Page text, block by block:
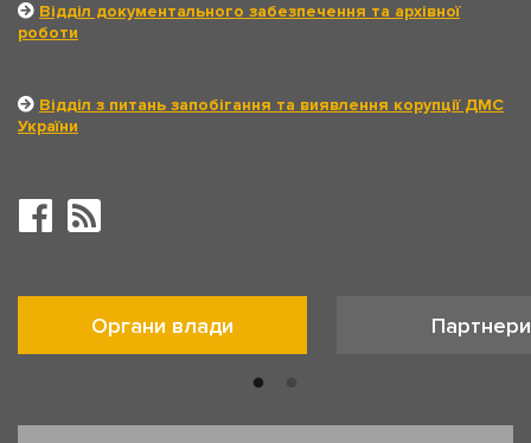
Відділ документального забезпечення та архівної
роботи
Відділ з питань запобігання та виявлення корупції ДМС
України
Органи влади Партнери